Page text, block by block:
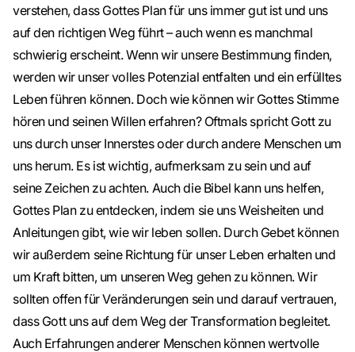
verstehen, dass Gottes Plan für uns immer gut ist und uns
auf den richtigen Weg führt – auch wenn es manchmal
schwierig erscheint. Wenn wir unsere Bestimmung finden,
werden wir unser volles Potenzial entfalten und ein erfülltes
Leben führen können. Doch wie können wir Gottes Stimme
hören und seinen Willen erfahren? Oftmals spricht Gott zu
uns durch unser Innerstes oder durch andere Menschen um
uns herum. Es ist wichtig, aufmerksam zu sein und auf
seine Zeichen zu achten. Auch die Bibel kann uns helfen,
Gottes Plan zu entdecken, indem sie uns Weisheiten und
Anleitungen gibt, wie wir leben sollen. Durch Gebet können
wir außerdem seine Richtung für unser Leben erhalten und
um Kraft bitten, um unseren Weg gehen zu können. Wir
sollten offen für Veränderungen sein und darauf vertrauen,
dass Gott uns auf dem Weg der Transformation begleitet.
Auch Erfahrungen anderer Menschen können wertvolle